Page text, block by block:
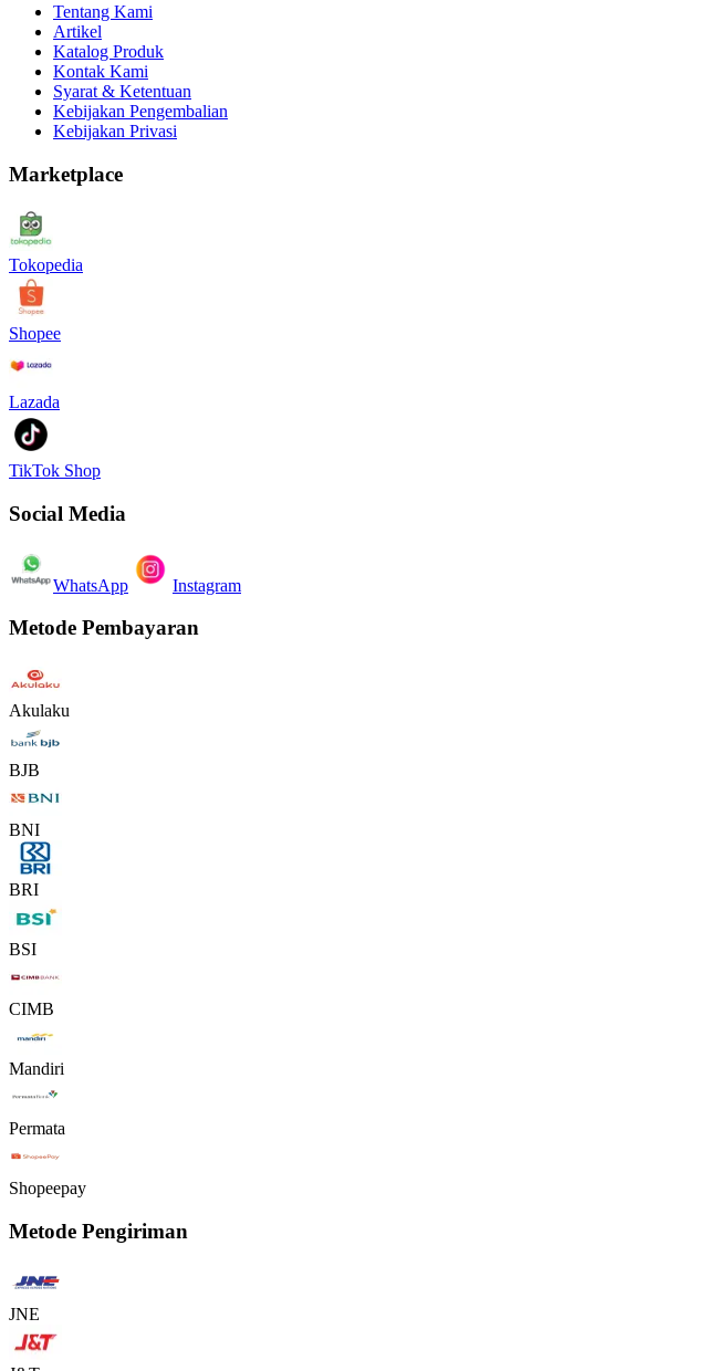
Tentang Kami
Artikel
Katalog Produk
Kontak Kami
Syarat & Ketentuan
Kebijakan Pengembalian
Kebijakan Privasi
Marketplace
Tokopedia
Shopee
Lazada
TikTok Shop
Social Media
WhatsApp Instagram
Metode Pembayaran
Akulaku
BJB
BNI
BRI
BSI
CIMB
Mandiri
Permata
Shopeepay
Metode Pengiriman
JNE